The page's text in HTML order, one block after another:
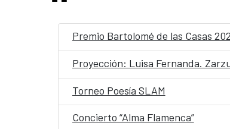
Premio Bartolomé de las Casas
Proyección: Luisa Fernanda.
Torneo Poesía SLAM
Concierto “Alma Flamenca”